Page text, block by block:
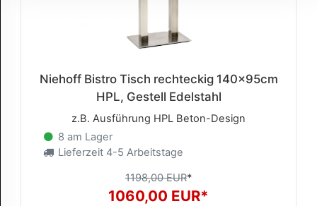
Niehoff Bistro Tisch rechteckig 140x95cm
HPL, Gestell Edelstahl
z.B. Ausführung HPL Beton-Design
8 am Lager
Lieferzeit 4-5 Arbeitstage
1198,00 EUR*
1060,00 EUR*